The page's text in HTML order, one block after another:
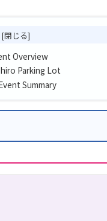
Overview
Parking Lot
Summary